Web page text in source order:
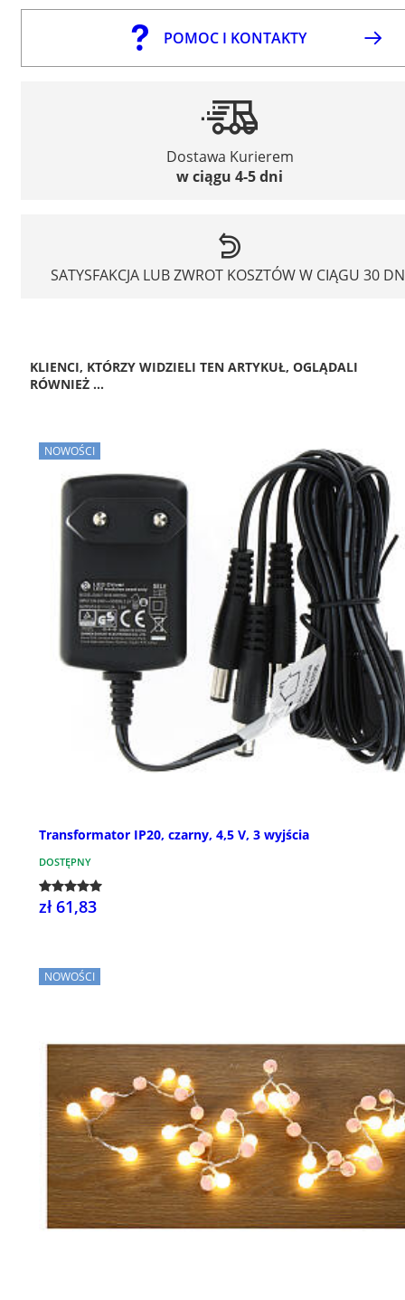
POMOC I KONTAKTY
Dostawa Kurierem
w ciągu 4-5 dni
SATYSFAKCJA LUB ZWROT KOSZTÓW W CIĄGU 30
KLIENCI, KTÓRZY WIDZIELI TEN ARTYKUŁ, OGLĄDALI
RÓWNIEŻ ...
NOWOŚCI
Transformator IP20, czarny, 4,5 V, 3 wyjścia
DOSTĘPNY
zł 61,83
NOWOŚCI